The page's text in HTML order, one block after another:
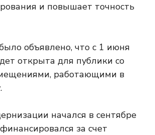
и повышает точность
объявлено, что с 1 июня
открыта для публики со
работающими в
начался в сентябре
за счет